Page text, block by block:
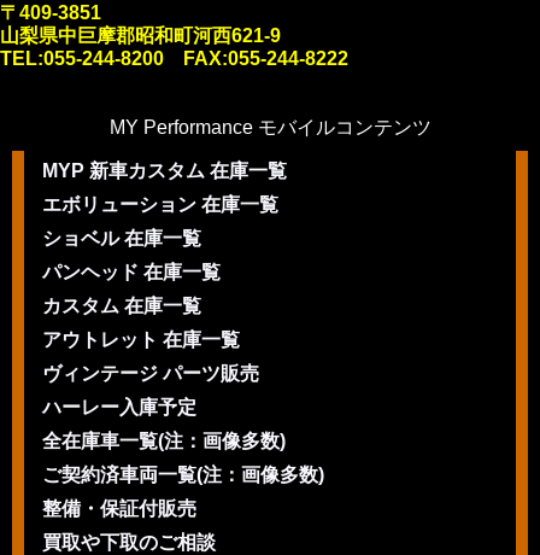
〒409-3851
山梨県中巨摩郡昭和町河西621-9
TEL:055-244-8200 FAX:055-244-8222
MY Performance モバイルコンテンツ
MYP 新車カスタム 在庫一覧
エボリューション 在庫一覧
ショベル 在庫一覧
パンヘッド 在庫一覧
カスタム 在庫一覧
アウトレット 在庫一覧
ヴィンテージ パーツ販売
ハーレー入庫予定
全在庫車一覧(注：画像多数)
ご契約済車両一覧(注：画像多数)
整備・保証付販売
買取や下取のご相談